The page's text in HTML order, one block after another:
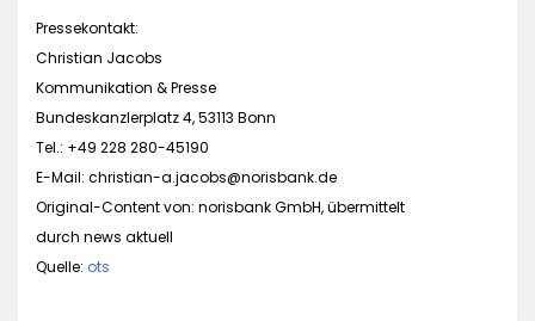
Pressekontakt:
Christian Jacobs
Kommunikation & Presse
Bundeskanzlerplatz 4, 53113 Bonn
Tel.: +49 228 280-45190
E-Mail: christian-a.jacobs@norisbank.de
Original-Content von: norisbank GmbH, übermittelt
durch news aktuell
Quelle: ots